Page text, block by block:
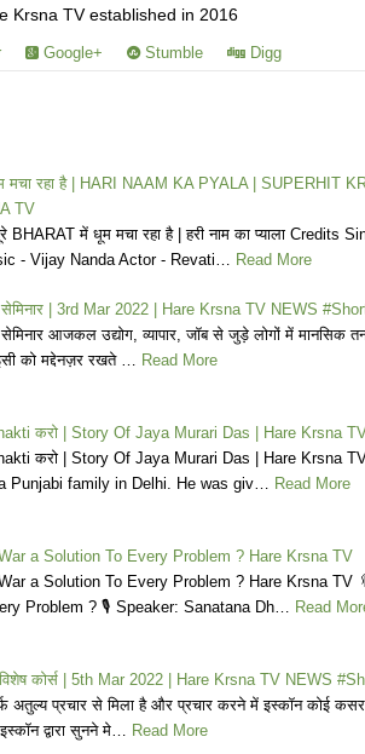
Krsna TV established in 2016
Google+ Stumble Digg
रहा है | HARI NAAM KA PYALA | SUPERHIT
TV
में धूम मचा रहा है | हरी नाम का प्याला Credits
- Vijay Nanda Actor - ​Revati… Read More
सेमिनार | 3rd Mar 2022 | Hare Krsna TV NEWS
आजकल उद्योग, व्यापार, जॉब से जुड़े लोगों में मानसिक
को मद्देनज़र रखते … Read More
करो | Story Of Jaya Murari Das | Hare Krsna
करो | Story Of Jaya Murari Das | Hare Krsna
Punjabi family in Delhi. He was giv… Read More
War a Solution To Every Problem ? Hare Krsna TV
War a Solution To Every Problem ? Hare Krsna TV
Problem ? 🎙️ Speaker: Sanatana Dh… Read
कोर्स | 5th Mar 2022 | Hare Krsna TV NEWS
अतुल्य प्रचार से मिला है और प्रचार करने में इस्कॉन कोई कसर
द्वारा सुनने मे… Read More